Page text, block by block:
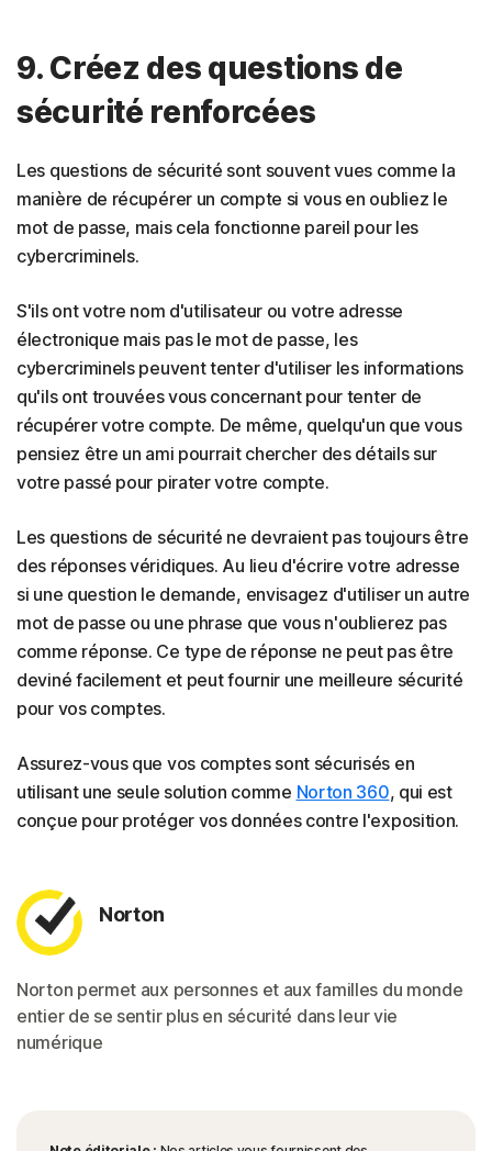
9. Créez des questions de
sécurité renforcées
Les questions de sécurité sont souvent vues comme la
manière de récupérer un compte si vous en oubliez le
mot de passe, mais cela fonctionne pareil pour les
cybercriminels.
S'ils ont votre nom d'utilisateur ou votre adresse
électronique mais pas le mot de passe, les
cybercriminels peuvent tenter d'utiliser les informations
qu'ils ont trouvées vous concernant pour tenter de
récupérer votre compte. De même, quelqu'un que vous
pensiez être un ami pourrait chercher des détails sur
votre passé pour pirater votre compte.
Les questions de sécurité ne devraient pas toujours être
des réponses véridiques. Au lieu d'écrire votre adresse
si une question le demande, envisagez d'utiliser un autre
mot de passe ou une phrase que vous n'oublierez pas
comme réponse. Ce type de réponse ne peut pas être
deviné facilement et peut fournir une meilleure sécurité
pour vos comptes.
Assurez-vous que vos comptes sont sécurisés en
utilisant une seule solution comme Norton 360, qui est
conçue pour protéger vos données contre l'exposition.
Norton
Norton permet aux personnes et aux familles du monde
entier de se sentir plus en sécurité dans leur vie
numérique